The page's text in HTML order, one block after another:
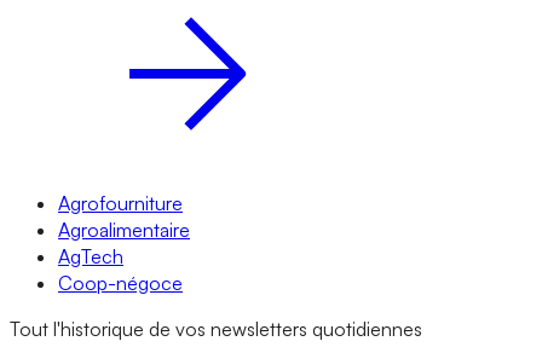
Agrofourniture
Agroalimentaire
AgTech
Coop-négoce
Tout l'historique de vos newsletters quotidiennes